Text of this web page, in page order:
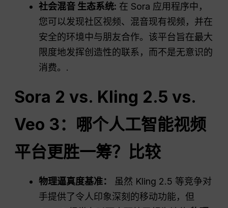
社会混音 生态系统: 在 Sora 应用程序中，
您可以发现社区视频、混音现有视频，并在
安全的环境中与朋友合作。该平台旨在最大
限度地发挥创造性的联系，而不是无意识的
消费。.
Sora 2 vs. Kling 2.5 vs.
Veo 3：哪个人工智能视频
平台更胜一筹？比较
物理逼真度基准：
虽然 Kling 2.5 等竞争对
手提供了令人印象深刻的移动功能，但